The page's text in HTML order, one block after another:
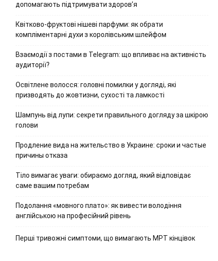
допомагають підтримувати здоров’я
Квітково-фруктові нішеві парфуми: як обрати
компліментарні духи з королівським шлейфом
Взаємодії з постами в Telegram: що впливає на активність
аудиторії?
Освітлене волосся: головні помилки у догляді, які
призводять до жовтизни, сухості та ламкості
Шампунь від лупи: секрети правильного догляду за шкірою
голови
Продление вида на жительство в Украине: сроки и частые
причины отказа
Тіло вимагає уваги: обираємо догляд, який відповідає
саме вашим потребам
Подолання «мовного плато»: як вивести володіння
англійською на професійний рівень
Перші тривожні симптоми, що вимагають МРТ кінцівок